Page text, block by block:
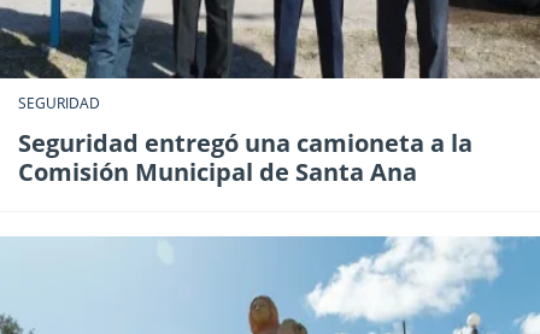
SEGURIDAD
Seguridad entregó una camioneta a la
Comisión Municipal de Santa Ana